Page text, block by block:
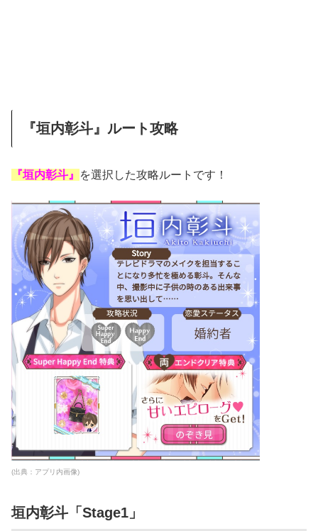
『垣内彰斗』ルート攻略
『垣内彰斗』 を選択した攻略ルートです！
(出典：アプリ内画像)
垣内彰斗「Stage1」